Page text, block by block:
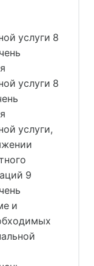
услуги 8
услуги 8
услуги,
9
и